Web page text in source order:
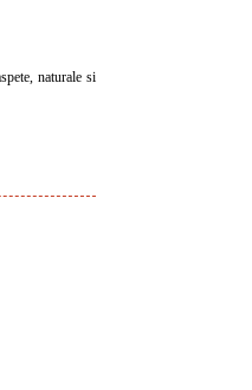
naturale si